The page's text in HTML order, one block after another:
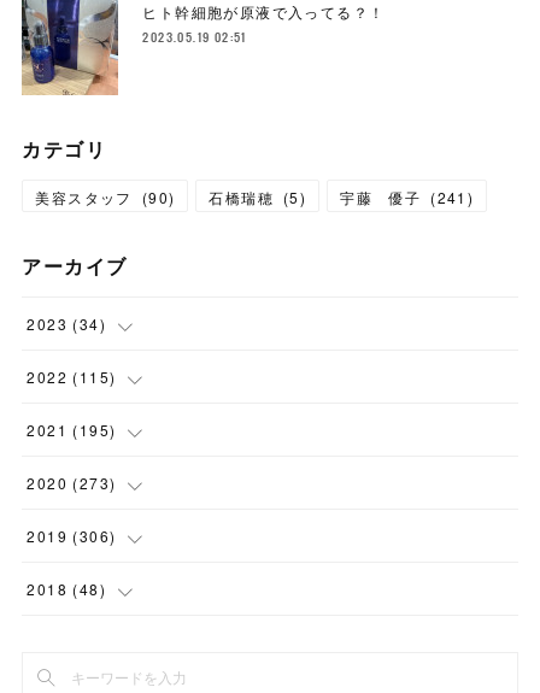
ヒト幹細胞が原液で入ってる？！
2023.05.19 02:51
カテゴリ
美容スタッフ (90) 石橋瑞穂 (5) 宇藤 優子 (241 )
アーカイブ
2023 (34)
( 1 )
(2)
(3)
( 6 )
(7)
2022 (115)
(8)
(7)
(8)
( 7 )
(9)
2021 (195)
(14)
(9)
(11
(16)
2020 (273)
(29)
(21
( 22)
2019 (306)
(22
24)
2018 (48)